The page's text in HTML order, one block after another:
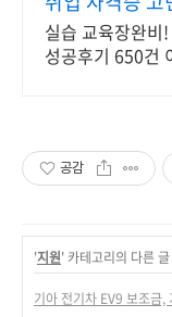
취득을 위한 맞
실습 교육장완비
성공후기 650건
공감
'지원' 카테고리의 다른 글